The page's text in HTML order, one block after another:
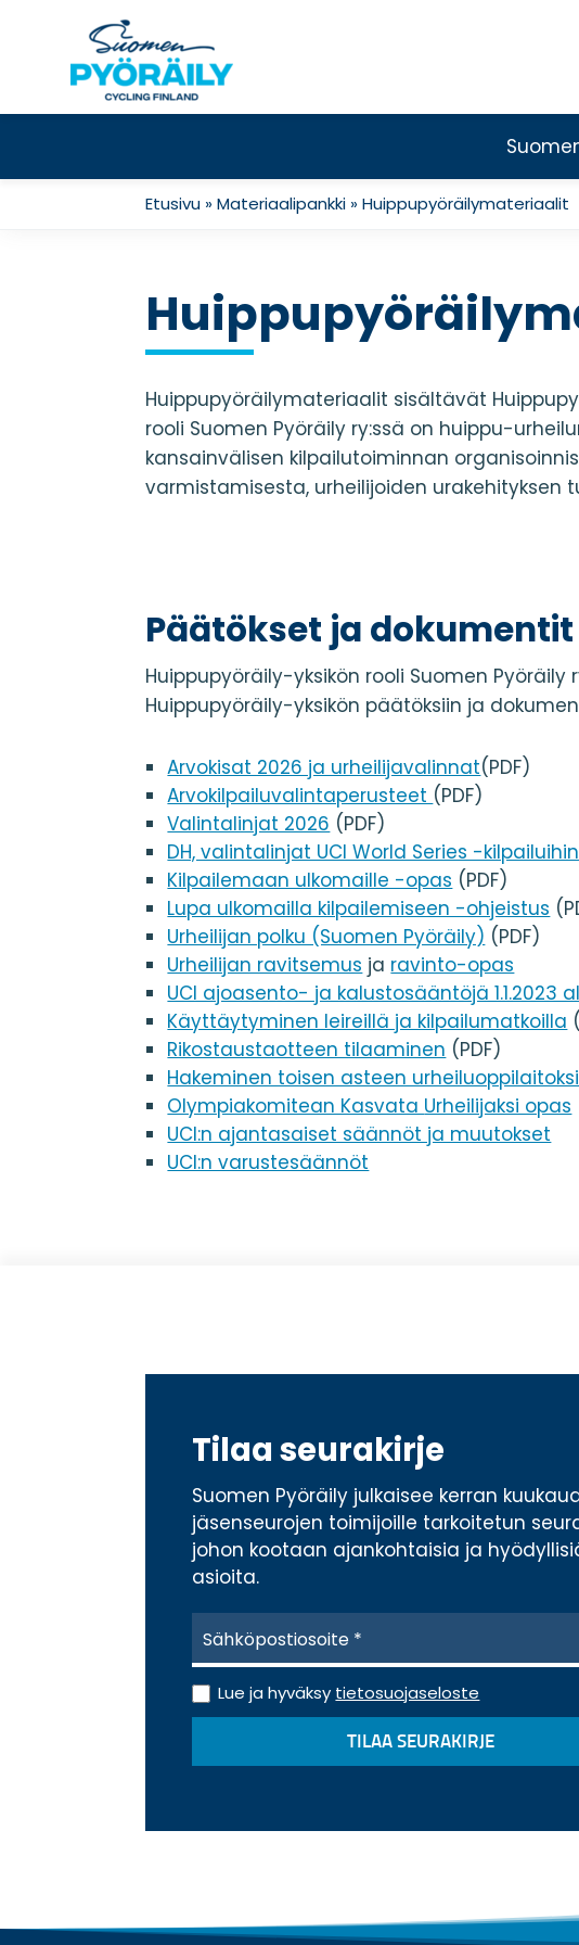
Etusivu »Materiaalipankki »Huippupyöräilymateriaalit
Huippupyöräilymateriaalit sisältävät
rooli Suomen Pyöräily ry:ssä on huippu-
kansainvälisen kilpailutoiminnan
varmistamisesta, urheilijoiden urakehityksen
Päätökset ja dokumentit
Huippupyöräily-yksikön rooli Suomen
Huippupyöräily-yksikön päätöksiin ja
Arvokisat 2026 ja urheilijavalinnat(PDF)
Arvokilpailuvalintaperusteet (PDF)
Valintalinjat 2026 (PDF)
DH, valintalinjat UCI World Series -kilpailuihin
Kilpailemaan ulkomaille -opas (PDF)
Lupa ulkomailla kilpailemiseen -ohjeistus
Urheilijan polku (Suomen Pyöräily) (PDF)
Urheilijan ravitsemus ja ravinto-opas
UCI ajoasento- ja kalustosääntöjä 1.1.2023
Käyttäytyminen leireillä ja kilpailumatkoilla
Rikostaustaotteen tilaaminen (PDF)
Hakeminen toisen asteen
Olympiakomitean Kasvata Urheilijaksi opas
UCI:n ajantasaiset säännöt ja muutokset
UCI:n varustesäännöt
Tilaa seurakirje
Suomen Pyöräily julkaisee kerran
jäsenseurojen toimijoille tarkoitetun
johon kootaan ajankohtaisia ja
asioita.
ä
h
k
ö
s
*
T
i
o
o
e
Lue ja hyväksy tietosuojaseloste
TILAA SEURAKIRJE